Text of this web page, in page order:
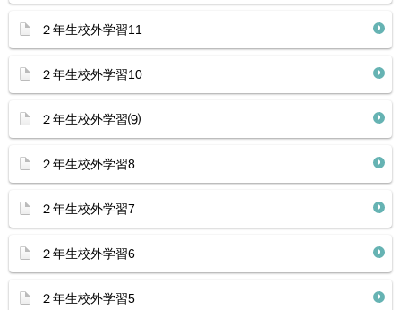
２年生校外学習11
２年生校外学習10
２年生校外学習⑼
２年生校外学習8
２年生校外学習7
２年生校外学習6
２年生校外学習5